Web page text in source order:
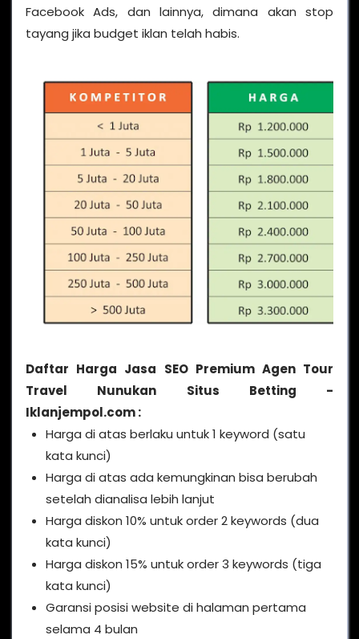
Facebook Ads, dan lainnya, dimana akan stop
tayang jika budget iklan telah habis.
Daftar Harga Jasa SEO Premium Agen Tour
Travel Nunukan Situs Betting -
Iklanjempol.com :
Harga di atas berlaku untuk 1 keyword (satu
kata kunci)
Harga di atas ada kemungkinan bisa berubah
setelah dianalisa lebih lanjut
Harga diskon 10% untuk order 2 keywords (dua
kata kunci)
Harga diskon 15% untuk order 3 keywords (tiga
kata kunci)
Garansi posisi website di halaman pertama
selama 4 bulan